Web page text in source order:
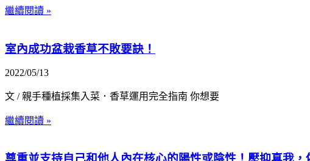
繼續閱讀 »
室內成功盆栽香草不敗要訣！
2022/05/13
文 / 親手種植採集入菜．香草運用完全指南 你想要
繼續閱讀 »